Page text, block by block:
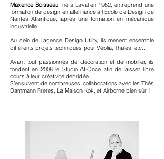
Maxence Boisseau, né à Laval en 1982, entreprend une
formation de design en alternance à l’École de Design de
Nantes Atlantique, après une formation en mécanique
industrielle.
Au sein de l’agence Design Utility, ils mènent ensemble
différents projets techniques pour Véolia, Thalès, etc...
Avant tout passionnés de décoration et de mobilier, ils
fondent en 2008 le Studio At-Once afin de laisser libre
cours à leur créativité débridée.
S’ensuivent de nombreuses collaborations avec les Thés
Dammann Frères, La Maison Kok, et Airborne bien sûr !